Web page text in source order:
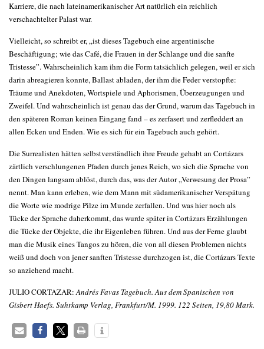
Karriere, die nach lateinamerikanischer Art natürlich ein reichlich
verschachtelter Palast war.
Vielleicht, so schreibt er, „ist dieses Tagebuch eine argentinische
Beschäftigung; wie das Café, die Frauen in der Schlange und die sanfte
Tristesse”. Wahrscheinlich kam ihm die Form tatsächlich gelegen, weil er sich
darin abreagieren konnte, Ballast abladen, der ihm die Feder verstopfte:
Träume und Anekdoten, Wortspiele und Aphorismen, Überzeugungen und
Zweifel. Und wahrscheinlich ist genau das der Grund, warum das Tagebuch in
den späteren Roman keinen Eingang fand – es zerfasert und zerfleddert an
allen Ecken und Enden. Wie es sich für ein Tagebuch auch gehört.
Die Surrealisten hätten selbstverständlich ihre Freude gehabt an Cortázars
zärtlich verschlungenen Pfaden durch jenes Reich, wo sich die Sprache von
den Dingen langsam ablöst, durch das, was der Autor „Verwesung der Prosa”
nennt. Man kann erleben, wie dem Mann mit südamerikanischer Verspätung
die Worte wie modrige Pilze im Munde zerfallen. Und was hier noch als
Tücke der Sprache daherkommt, das wurde später in Cortázars Erzählungen
die Tücke der Objekte, die ihr Eigenleben führen. Und aus der Ferne glaubt
man die Musik eines Tangos zu hören, die von all diesen Problemen nichts
weiß und doch von jener sanften Tristesse durchzogen ist, die Cortázars Texte
so anziehend macht.
JULIO CORTAZAR:Andrés Favas Tagebuch. Aus dem Spanischen von
Gisbert Haefs. Suhrkamp Verlag, Frankfurt/M. 1999. 122 Seiten, 19,80 Mark.